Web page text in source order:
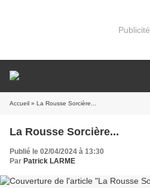
Publicité
Accueil » La Rousse Sorcière...
La Rousse Sorcière...
Publié le 02/04/2024 à 13:30
Par Patrick LARME